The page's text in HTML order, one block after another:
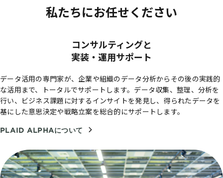
私たちにお任せください
コンサルティングと
実装・運用サポート
データ活用の専門家が、企業や組織のデータ分析からその後の実践的
な活用まで、トータルでサポートします。データ収集、整理、分析を
行い、ビジネス課題に対するインサイトを発見し、得られたデータを
基にした意思決定や戦略立案を総合的にサポートします。
PLAID ALPHAについて